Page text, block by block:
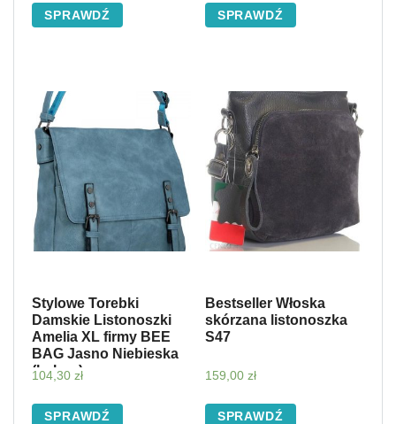
SPRAWDŹ SPRAWDŹ
Stylowe Torebki
Damskie Listonoszki
Amelia XL firmy BEE
BAG Jasno Niebieska
(kolory)
104,30 zł
SPRAWDŹ
Bestseller Włoska
skórzana listonoszka
S47
159,00 zł
SPRAWDŹ